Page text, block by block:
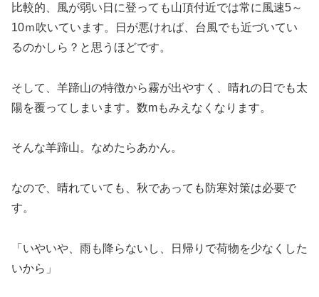
比較的、風が弱い日に登っても山頂付近では常に風速5～
10ｍ吹いています。日が悪ければ、台風でも近づいてい
るのかしら？と思うほどです。
そして、羊蹄山の特徴から霧が出やすく、晴れの日でも太
陽を覆ってしまいます。数mもみえなくなります。
そんな羊蹄山。なめたらあかん。
なので、晴れていても、秋であっても防寒対策は必要で
す。
「いやいや、雨も降らないし、日帰りで荷物を少なくした
いから」